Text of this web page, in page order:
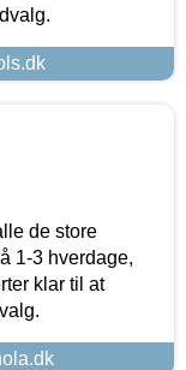
de store
1-3 hverdage,
klar til at